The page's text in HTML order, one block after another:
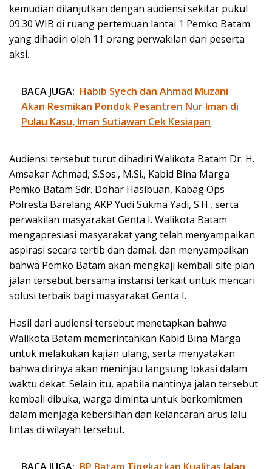
kemudian dilanjutkan dengan audiensi sekitar pukul
09.30 WIB di ruang pertemuan lantai 1 Pemko Batam
yang dihadiri oleh 11 orang perwakilan dari peserta
aksi.
BACA JUGA: Habib Syech dan Ahmad Muzani
Akan Resmikan Pondok Pesantren Nur Iman di
Pulau Kasu, Iman Sutiawan Cek Kesiapan
Audiensi tersebut turut dihadiri Walikota Batam Dr. H.
Amsakar Achmad, S.Sos., M.Si., Kabid Bina Marga
Pemko Batam Sdr. Dohar Hasibuan, Kabag Ops
Polresta Barelang AKP Yudi Sukma Yadi, S.H., serta
perwakilan masyarakat Genta I. Walikota Batam
mengapresiasi masyarakat yang telah menyampaikan
aspirasi secara tertib dan damai, dan menyampaikan
bahwa Pemko Batam akan mengkaji kembali site plan
jalan tersebut bersama instansi terkait untuk mencari
solusi terbaik bagi masyarakat Genta I.
Hasil dari audiensi tersebut menetapkan bahwa
Walikota Batam memerintahkan Kabid Bina Marga
untuk melakukan kajian ulang, serta menyatakan
bahwa dirinya akan meninjau langsung lokasi dalam
waktu dekat. Selain itu, apabila nantinya jalan tersebut
kembali dibuka, warga diminta untuk berkomitmen
dalam menjaga kebersihan dan kelancaran arus lalu
lintas di wilayah tersebut.
BACA JUGA: BP Batam Tingkatkan Kualitas Jalan